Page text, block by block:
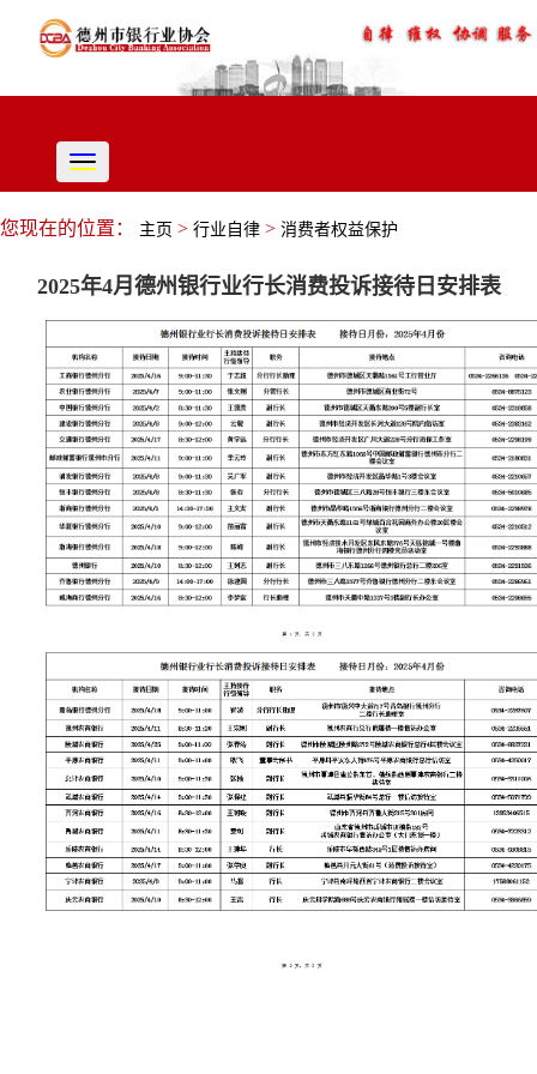
切
换
航
您现在的位置： 主页 > 行业自律 > 消费者权益保护
2025年4月德州银行业行长消费投诉接待日安排表